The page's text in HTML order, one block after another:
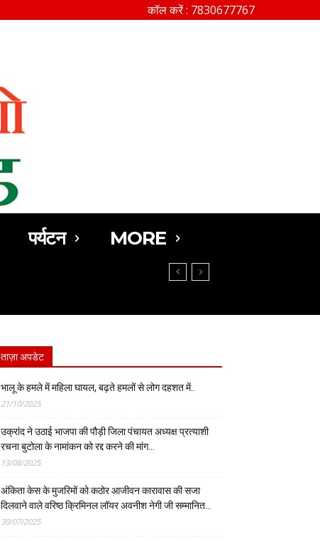
कॉल करें : 7830677767
पर्यटन MORE
ताज़ा अपडेट
भालू के हमले में महिला घायल, बढ़ते हमलों से लोग दहशत में..
21/10/2025
उक्रांद ने उठाई भाजपा की पौड़ी जिला पंचायत अध्यक्ष प्रत्याशी
रचना बुटोला के नामांकन को रद्द करने की मांग…
13/08/2025
अंकिता केस के मुजरिमों को कठोर आजीवन कारावास की सजा
दिलवाने वाले वरिष्ठ क्रिमिनल लॉयर अवनीश नेगी जी सम्मानित…
30/07/2025